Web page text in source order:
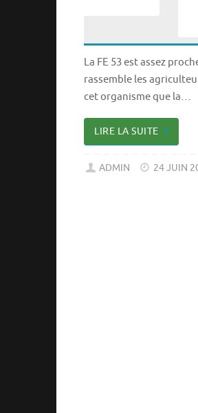
La FE 53 est assez
rassemble les
cet organisme que la…
LIRE LA SUITE
ADMIN 24 JUIN